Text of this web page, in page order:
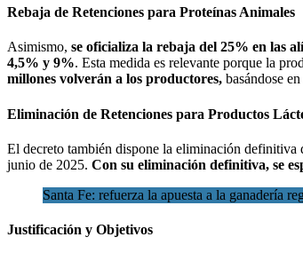
Rebaja de Retenciones para Proteínas Animales
Asimismo, se oficializa la rebaja del 25% en las
4,5% y 9%. Esta medida es relevante porque la
millones volverán a los productores, basándose
Eliminación de Retenciones para Productos
El decreto también dispone la eliminación definitiva
junio de 2025. Con su eliminación definitiva, se
Santa Fe: refuerza la apuesta a la ganadería
Justificación y Objetivos